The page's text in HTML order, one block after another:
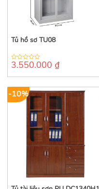
Tủ hồ sơ TU08
0
of
3.550.000 ₫
-10%